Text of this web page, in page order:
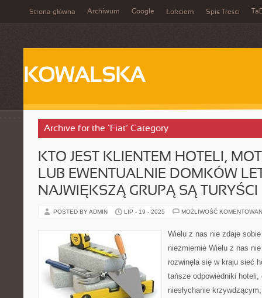
Strona główna Archiwum Google Łokciem Spis Treści
KOWALSKA
Archive for the ‘Fiat’ Category
KTO JEST KLIENTEM HOTELI,
LUB EWENTUALNIE DOMKÓW
NAJWIĘKSZĄ GRUPĄ SĄ TURYŚCI
POSTED BY ADMIN LIP - 19 - 2025 MOŻLIWOŚĆ
Wielu z nas nie zdaje
niezmiernie Wielu z nas
rozwinęła się w kraju sieć
tańsze odpowiedniki
niesłychanie